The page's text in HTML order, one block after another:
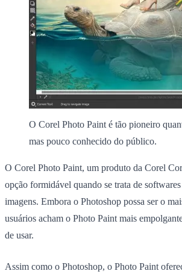
O Corel Photo Paint é tão pioneiro
mas pouco conhecido do público.
O Corel Photo Paint, um produto da Corel
opção formidável quando se trata de
imagens. Embora o Photoshop possa ser o
usuários acham o Photo Paint mais
de usar.
Assim como o Photoshop, o Photo Paint